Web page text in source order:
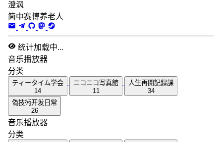
澄沨
简中赛博养老人
统计加载中...
音乐播放器
分类
ティータイム学会
14
ニコニコ写真館
11
人生再開記録課
34
偽技術开发日常
26
音乐播放器
分类